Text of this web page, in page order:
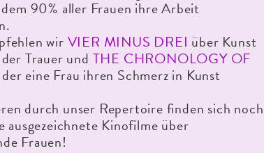
90% aller Frauen ihre Arbeit
wirVIER MINUS DREI über Kunst
Trauer und THE CHRONOLOGY OF
eine Frau ihren Schmerz in Kunst
durch unser Repertoire finden sich noch
ausgezeichnete Kinofilme über
Frauen!